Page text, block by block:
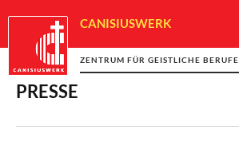
CANISIUSWERK
ZENTRUM FÜR GEISTLICHE BERUFE
PRESSE